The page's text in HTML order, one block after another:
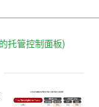
托管控制面板)